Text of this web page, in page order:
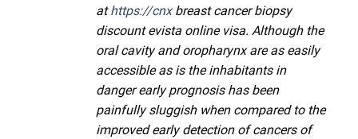
athttps://cnxbreast cancer biopsy
discount evista online visa. Although the
oral cavity and oropharynx are as easily
accessible as is the inhabitants in
danger early prognosis has been
painfully sluggish when compared to the
improved early detection of cancers of